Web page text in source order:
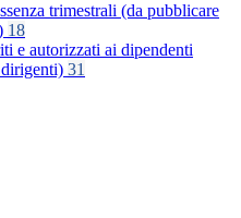
trimestrali (da pubblicare
18
e autorizzati ai dipendenti
31